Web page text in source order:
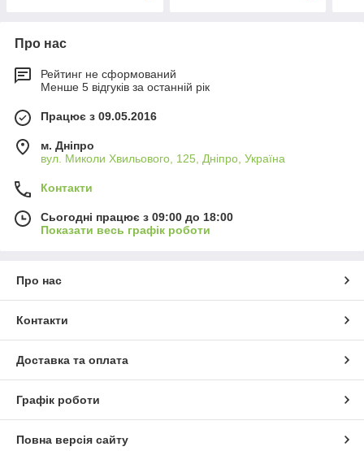
Про нас
Рейтинг не сформований
Менше 5 відгуків за останній рік
Працює з 09.05.2016
м. Дніпро
вул. Миколи Хвильового, 125, Дніпро, Україна
Контакти
Сьогодні працює з 09:00 до 18:00
Показати весь графік роботи
Про нас
Контакти
Доставка та оплата
Графік роботи
Повна версія сайту